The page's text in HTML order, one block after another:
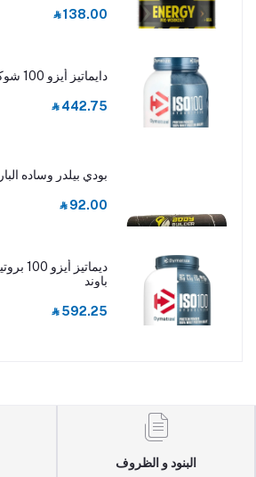
‎⃁ 138.00
دايماتيز أيزو 100 شوكولاتة فاخرة 3 باوند
‎⃁ 442.75
بودي بيلدر وساده البار, 1 حبه
‎⃁ 92.00
باوند
‎⃁ 592.25
البنود و الظروف